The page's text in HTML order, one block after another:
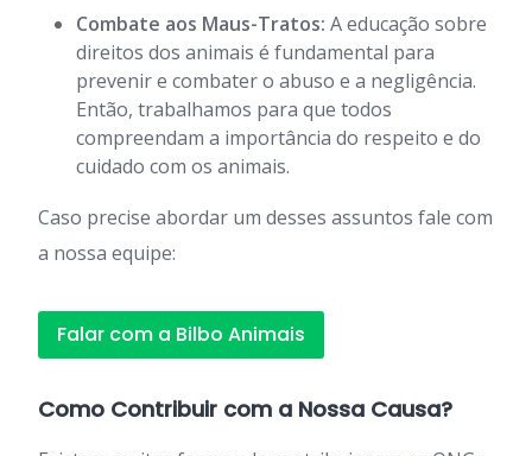
Combate aos Maus-Tratos: A educação sobre
direitos dos animais é fundamental para
prevenir e combater o abuso e a negligência.
Então, trabalhamos para que todos
compreendam a importância do respeito e do
cuidado com os animais.
Caso precise abordar um desses assuntos fale com
a nossa equipe:
Falar com a Bilbo Animais
Como Contribuir com a Nossa Causa?